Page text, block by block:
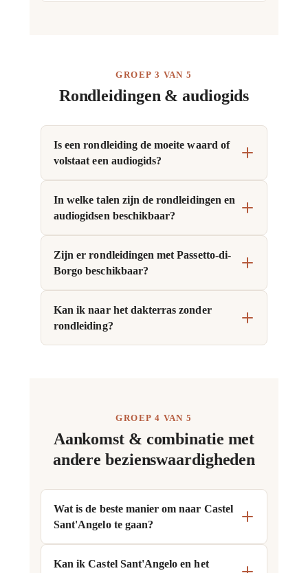
GROEP 3 VAN 5
Rondleidingen & audiogids
Is een rondleiding de moeite waard of
volstaat een audiogids?
In welke talen zijn de rondleidingen en
audiogidsen beschikbaar?
Zijn er rondleidingen met Passetto-di-
Borgo beschikbaar?
Kan ik naar het dakterras zonder
rondleiding?
GROEP 4 VAN 5
Aankomst & combinatie met
andere bezienswaardigheden
Wat is de beste manier om naar Castel
Sant'Angelo te gaan?
Kan ik Castel Sant'Angelo en het